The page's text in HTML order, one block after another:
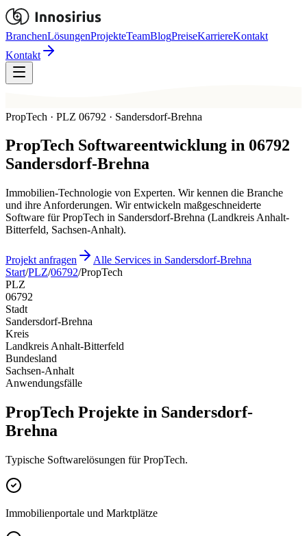
BranchenLösungenProjekteTeamBlogPreiseKarriereKontakt
Kontakt
PropTech · PLZ 06792 · Sandersdorf-Brehna
PropTech Softwareentwicklung in 06792
Sandersdorf-Brehna
Immobilien-Technologie von Experten. Wir kennen die Branche
und ihre Anforderungen. Wir entwickeln maßgeschneiderte
Software für PropTech in Sandersdorf-Brehna (Landkreis Anhalt-
Bitterfeld, Sachsen-Anhalt).
Projekt anfragen
Alle Services in Sandersdorf-Brehna
Start/PLZ/06792/PropTech
PLZ
06792
Stadt
Sandersdorf-Brehna
Kreis
Landkreis Anhalt-Bitterfeld
Bundesland
Sachsen-Anhalt
Anwendungsfälle
PropTech Projekte in Sandersdorf-
Brehna
Typische Softwarelösungen für PropTech.
Immobilienportale und Marktplätze